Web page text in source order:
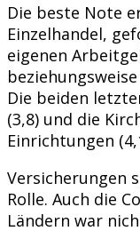
Die beste Note
Einzelhandel,
eigenen
Die beiden
(3,8) und die
Einrichtungen
Versicherungen
Rolle. Auch die
Ländern war